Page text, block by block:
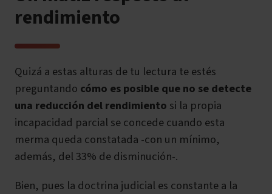
rendimiento
Quizá a estas alturas de tu lectura te estés
preguntando cómo es posible que no se detecte
una reducción del rendimiento si la propia
incapacidad parcial se concede cuando esta
merma queda constatada -con un mínimo,
además, del 33% de disminución-.
Bien, pues la doctrina judicial es constante a la